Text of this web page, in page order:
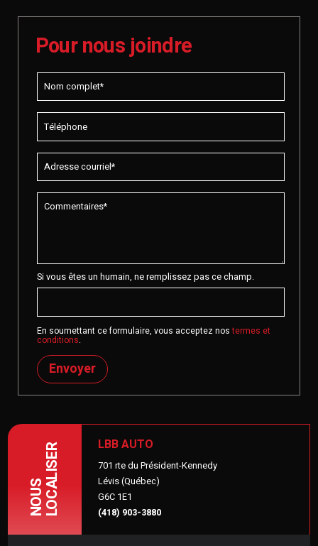
Pour nous joindre
Si vous êtes un humain, ne remplissez pas ce champ.
En soumettant ce formulaire, vous acceptez nostermes et
conditions.
Envoyer
NOUSLOCALISER LBB AUTO
701 rte du Président-Kennedy
Lévis (Québec)
G6C 1E1
(418) 903-3880